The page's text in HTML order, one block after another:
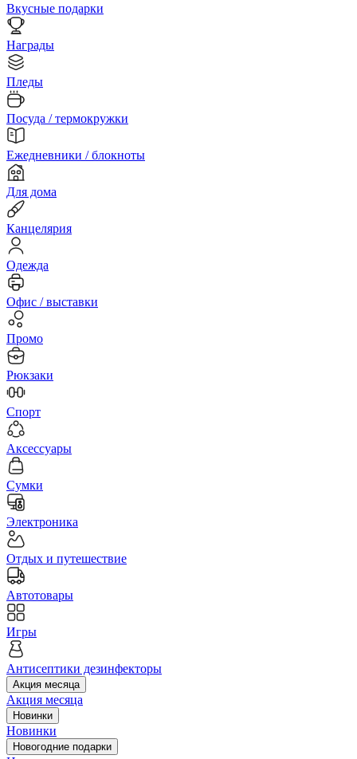
Вкусные подарки
Награды
Пледы
Посуда / термокружки
Ежедневники / блокноты
Для дома
Канцелярия
Одежда
Офис / выставки
Промо
Рюкзаки
Спорт
Аксессуары
Сумки
Электроника
Отдых и путешествие
Автотовары
Игры
Антисептики дезинфекторы
Акция месяца
Акция месяца
Новинки
Новинки
Новогодние подарки